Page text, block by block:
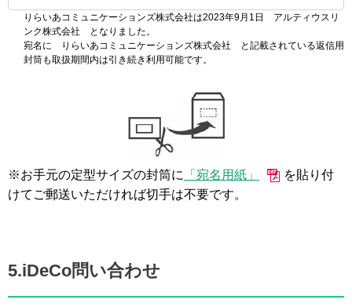
りらいあコミュニケーションズ株式会社は2023年9月1日 アルティウスリ
ンク株式会社 となりました。
宛名に りらいあコミュニケーションズ株式会社 と記載されている返信用
封筒も取扱期間内は引き続き利用可能です。
※お手元の定型サイズの封筒に 「宛名用紙」
を貼り付
けてご郵送いただければ切手は不要です。
5.iDeCo問い合わせ